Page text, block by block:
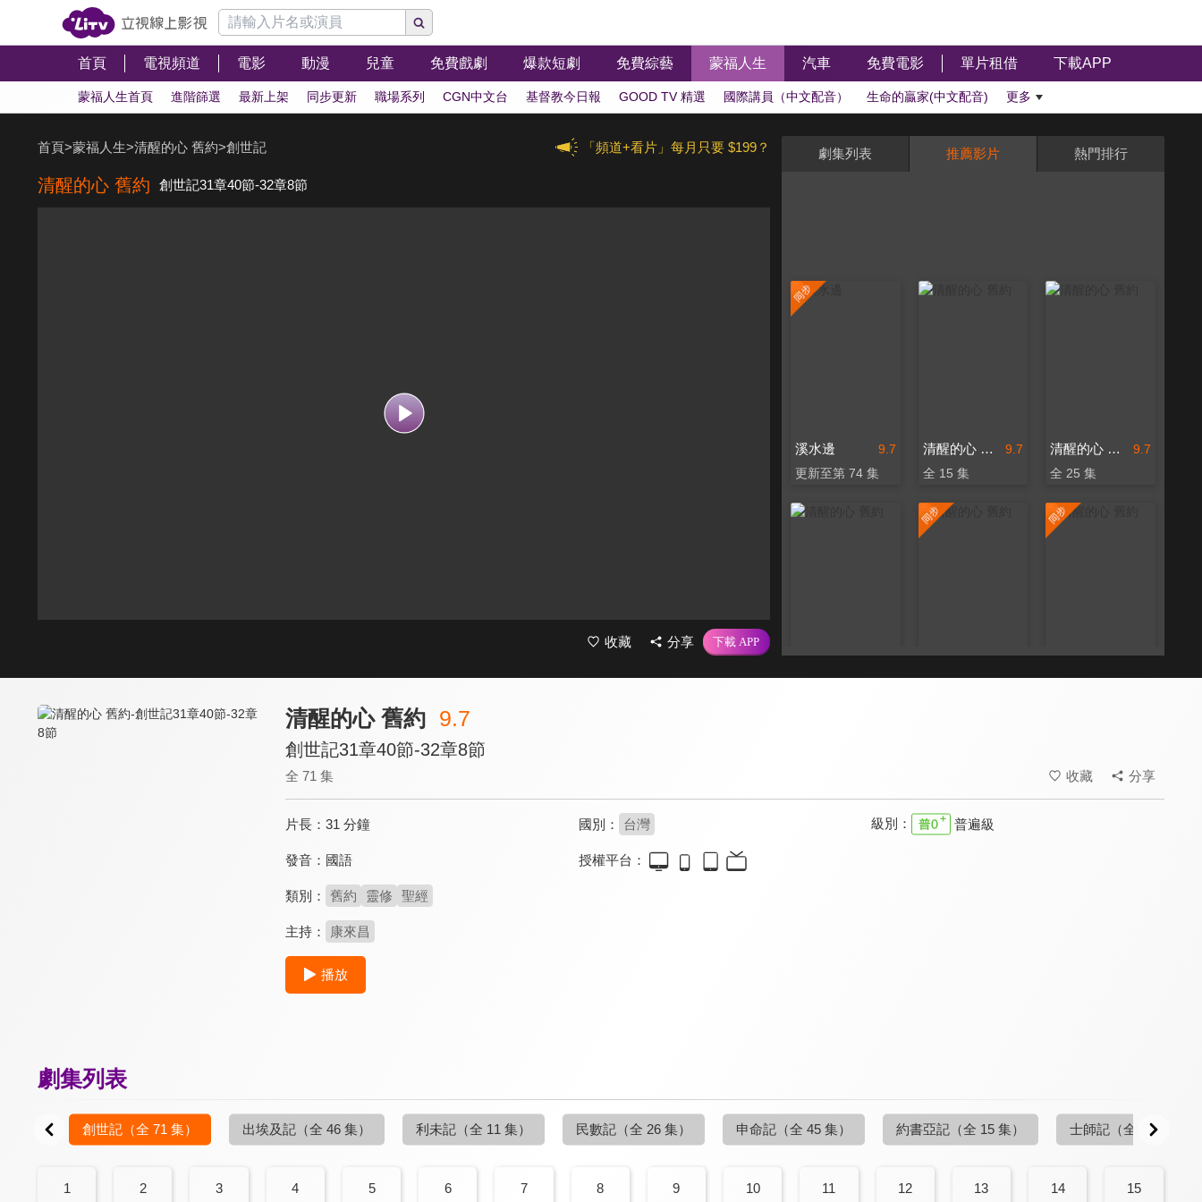
首頁 電視頻道 電影 動漫 兒童 免費戲劇 爆款短劇 免費綜藝 蒙福人生 汽車 免費電影 單片租借 下載APP
蒙福人生首頁 進階篩選 最新上架 同步更新 職場系列 CGN中文台 基督教今日報 GOOD TV 精選 國際講員（中文配音） 生命的贏家(中文配音) 更多
「頻道+看片」每月只要 $199？
首頁>蒙福人生>清醒的心 舊約>創世記
清醒的心 舊約 創世記31章40節-32章8節
收藏 分享
劇集列表 推薦影片 熱門排行
9.7
溪水邊
更新至第 74 集
9.7
清醒的心 舊約
全 15 集
9.7
清醒的心 舊約
全 25 集
9.7
清醒的心 舊約
全 31 集
9.7
清醒的心 舊約
全 25 集
9.7
清醒的心 舊約
全 25 集
清醒的心 舊約 9.7
創世記31章40節-32章8節
全 71 集 收藏 分享
片長： 31 分鐘 國別： 台灣 級別： 普遍級
發音： 國語 授權平台：
類別： 舊約 靈修 聖經
主持： 康來昌
播放
劇集列表
創世記 （全 71 集） 出埃及記 （全 46 集） 利未記 （全 11 集） 民數記 （全 26 集） 申命記 （全 45 集） 約書亞記 （全 15 集） 士師記 （全 25 集）
1 2 3 4 5 6 7 8 9 10 11 12 13 14 15